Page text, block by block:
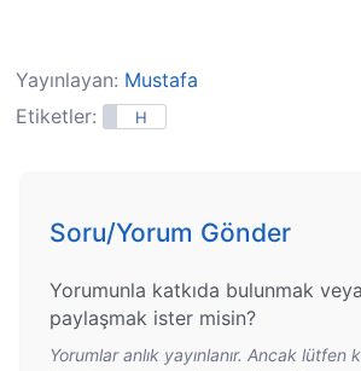
Yayınlayan: Mustafa
Etiketler:
H
Soru/Yorum Gönder
Yorumunla katkıda bulunmak
paylaşmak ister misin?
Yorumlar anlık yayınlanır. Ancak lütfen